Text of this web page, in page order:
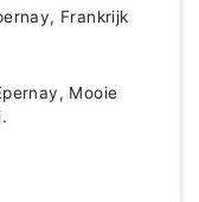
Frankrijk
Mooie